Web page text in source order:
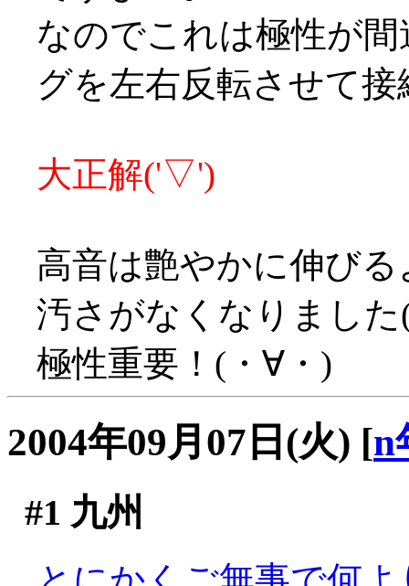
なのでこれは極性が
グを左右反転させて
大正解('▽')
高音は艶やかに伸び
汚さがなくなりまし
極性重要！(・∀・)
2004年09月07日(火) [n
#1 九州